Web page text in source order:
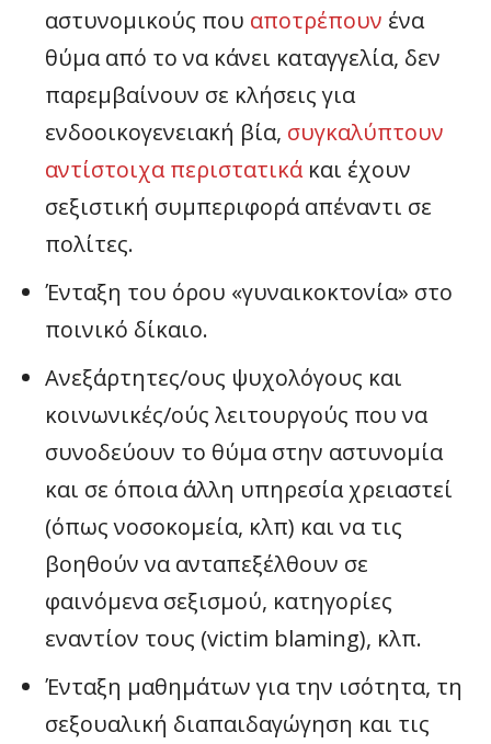
αστυνομικούς που αποτρέπουν ένα
θύμα από το να κάνει καταγγελία, δεν
παρεμβαίνουν σε κλήσεις για
ενδοοικογενειακή βία, συγκαλύπτουν
αντίστοιχα περιστατικάκαι έχουν
σεξιστική συμπεριφορά απέναντι σε
πολίτες.
Ένταξη του όρου «γυναικοκτονία» στο
ποινικό δίκαιο.
Ανεξάρτητες/ους ψυχολόγους και
κοινωνικές/ούς λειτουργούς που να
συνοδεύουν το θύμα στην αστυνομία
και σε όποια άλλη υπηρεσία χρειαστεί
(όπως νοσοκομεία, κλπ) και να τις
βοηθούν να ανταπεξέλθουν σε
φαινόμενα σεξισμού, κατηγορίες
εναντίον τους (victim blaming), κλπ.
Ένταξη μαθημάτων για την ισότητα, τη
σεξουαλική διαπαιδαγώγηση και τις